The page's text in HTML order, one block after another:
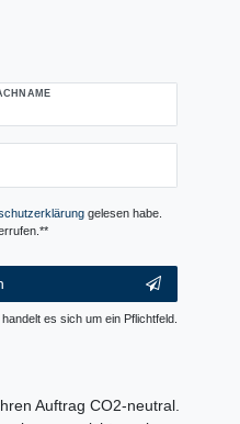
gelesen habe.
es sich um ein Pflichtfeld.
Auftrag CO2-neutral.